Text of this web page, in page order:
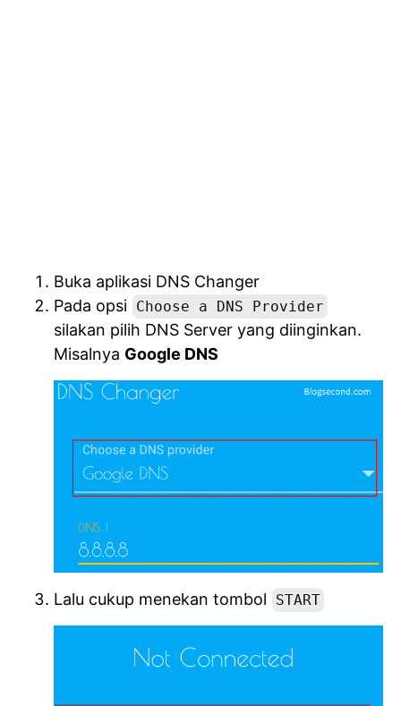
Buka aplikasi DNS Changer
Pada opsi Choose a DNS Provider
silakan pilih DNS Server yang diinginkan.
Misalnya Google DNS
Lalu cukup menekan tombol START